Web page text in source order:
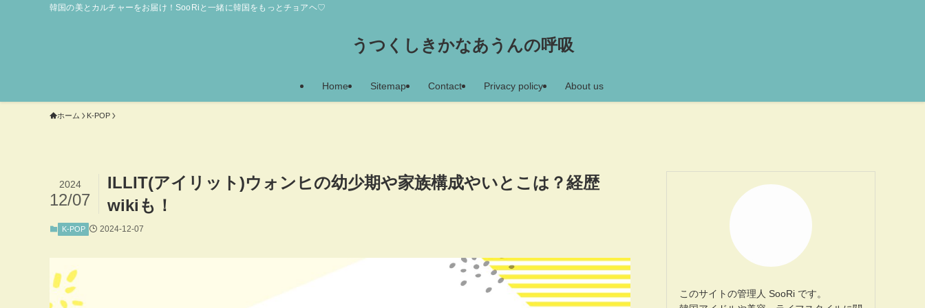
韓国の美とカルチャーをお届け！SooRiと一緒に韓国をもっとチョアヘ♡
うつくしきかなあうんの呼吸
Home Sitemap Contact Privacy policy About us
ホーム K-POP
ILLIT(アイリット)ウォンヒの幼少期や家族構成やいとこは？経歴
wikiも！
2024
12/07
K-POP 2024-12-07
このサイトの管理人 SooRi です。